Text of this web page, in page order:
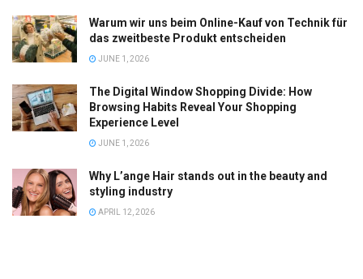
Warum wir uns beim Online-Kauf von Technik für
das zweitbeste Produkt entscheiden
JUNE 1, 2026
The Digital Window Shopping Divide: How
Browsing Habits Reveal Your Shopping
Experience Level
JUNE 1, 2026
Why L’ange Hair stands out in the beauty and
styling industry
APRIL 12, 2026